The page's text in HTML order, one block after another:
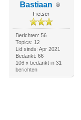
Bastiaan
Fietser
Berichten: 56
Topics: 12
Lid sinds: Apr 2021
Bedankt: 66
106 x bedankt in 31
berichten